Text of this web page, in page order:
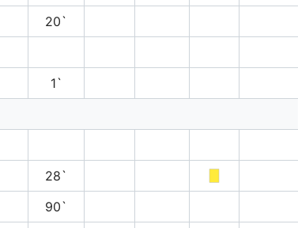
20`
1`
28`
90`